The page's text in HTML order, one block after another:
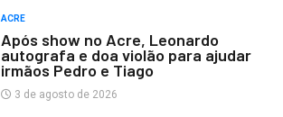
ACRE
Após show no Acre, Leonardo
autografa e doa violão para ajudar
irmãos Pedro e Tiago
3 de agosto de 2026